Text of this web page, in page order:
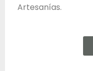
Artesanías.